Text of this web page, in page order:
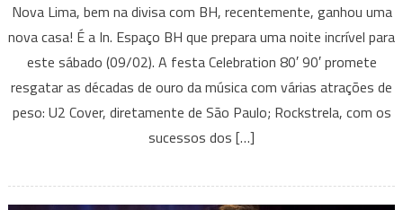
Cover
de
SP
faz
show
em
Nova Lima, bem na divisa com BH, recentemente, ganhou uma
nova casa! É a In. Espaço BH que prepara uma noite incrível para
este sábado (09/02). A festa Celebration 80′ 90′ promete
resgatar as décadas de ouro da música com várias atrações de
peso: U2 Cover, diretamente de São Paulo; Rockstrela, com os
sucessos dos […]